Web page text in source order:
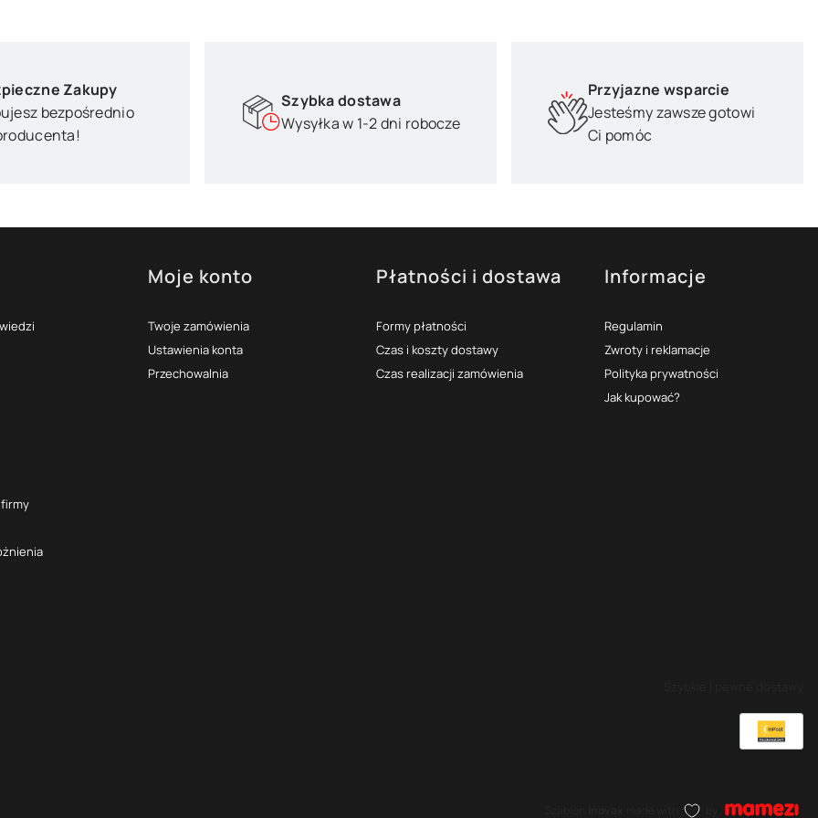
Zakupy
bezpośrednio
Szybka dostawa
Wysyłka w 1-2 dni robocze
Przyjazne wsparcie
Jesteśmy zawsze gotowi
Ci pomóc
Moje konto
Twoje zamówienia
Ustawienia konta
Przechowalnia
Płatności i dostawa
Formy płatności
Czas i koszty dostawy
Czas realizacji zamówienia
Informacje
Regulamin
Zwroty i reklamacje
Polityka prywatności
Jak kupować?